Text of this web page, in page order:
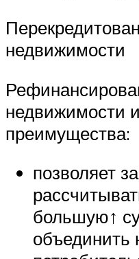
недвижимости
недвижимости
преимущества:
позволяет
большую↑
объединить